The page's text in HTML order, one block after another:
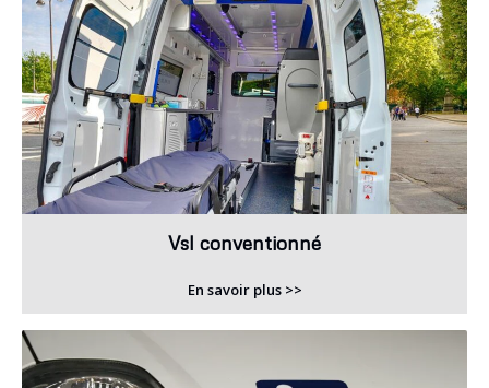
Vsl conventionné
En savoir plus >>